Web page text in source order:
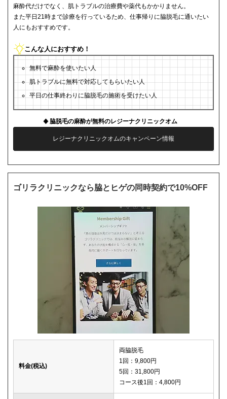
麻酔代だけでなく、肌トラブルの治療費や薬代もかかりません。
また平日21時まで診療を行っているため、仕事帰りに脇脱毛に通いたい
人にもおすすめです。
こんな人におすすめ！
無料で麻酔を使いたい人
肌トラブルに無料で対応してもらいたい人
平日の仕事終わりに脇脱毛の施術を受けたい人
脇脱毛の麻酔が無料のレジーナクリニックオム
レジーナクリニックオムのキャンペーン情報
ゴリラクリニックなら脇とヒゲの同時契約で10%OFF
料金(税込)
両脇脱毛
1回：9,800円
5回：31,800円
コース後1回：4,800円